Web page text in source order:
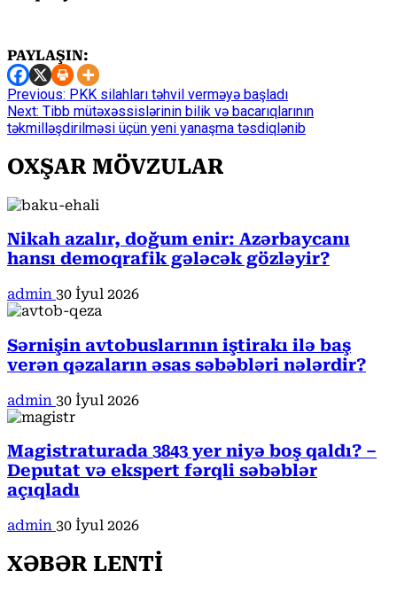
PAYLAŞIN:
Continue
Reading
Previous: PKK silahları təhvil verməyə başladı
Next: Tibb mütəxəssislərinin bilik və bacarıqlarının
təkmilləşdirilməsi üçün yeni yanaşma təsdiqlənib
OXŞAR MÖVZULAR
Nikah azalır, doğum enir: Azərbaycanı
hansı demoqrafik gələcək gözləyir?
admin 30 İyul 2026
Sərnişin avtobuslarının iştirakı ilə baş
verən qəzaların əsas səbəbləri nələrdir?
admin 30 İyul 2026
Magistraturada 3843 yer niyə boş qaldı? –
Deputat və ekspert fərqli səbəblər
açıqladı
admin 30 İyul 2026
XƏBƏR LENTİ